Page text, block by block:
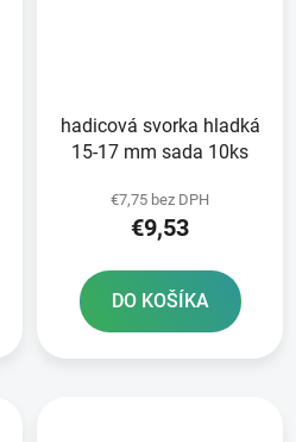
hadicová svorka hladká
15-17 mm sada 10ks
€7,75 bez DPH
€9,53
DO KOŠÍKA